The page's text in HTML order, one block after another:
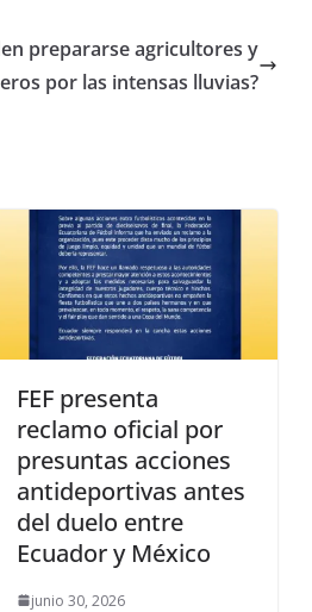
prepararse agricultores y
por las intensas lluvias?
FEF presenta
reclamo oficial por
presuntas acciones
antideportivas antes
del duelo entre
Ecuador y México
junio 30, 2026